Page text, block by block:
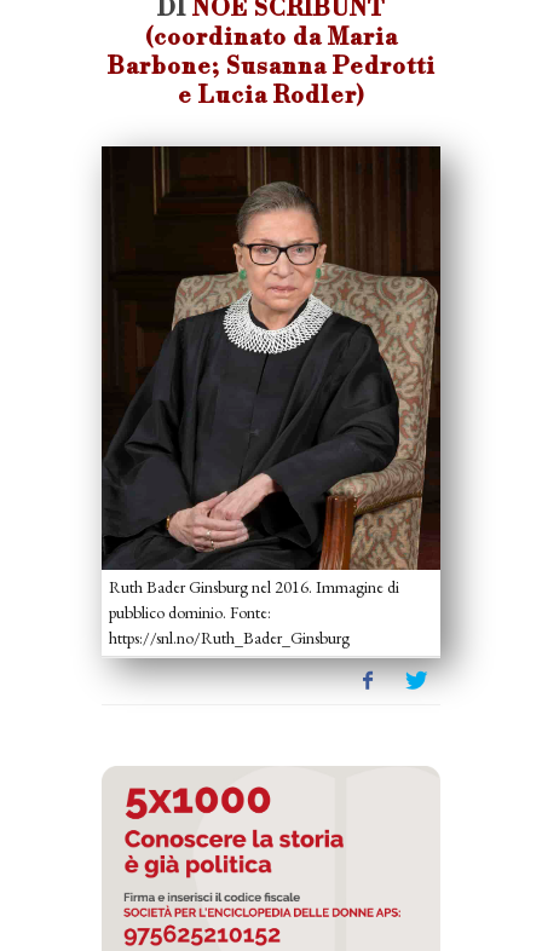
DI NOE SCRIBUNT
(coordinato da Maria
Barbone; Susanna Pedrotti
e Lucia Rodler)
Ruth Bader Ginsburg nel 2016. Immagine di
pubblico dominio. Fonte:
https://snl.no/Ruth_Bader_Ginsburg